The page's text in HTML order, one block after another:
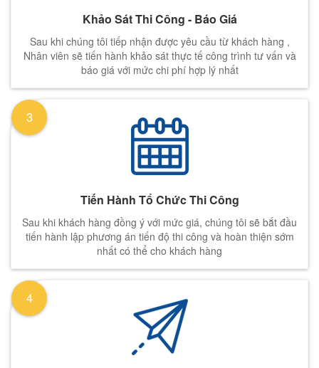
Khảo Sát Thi Công - Báo Giá
Sau khi chúng tôi tiếp nhận được yêu cầu từ khách hàng ,
Nhân viên sẽ tiến hành khảo sát thực tế công trình tư vấn và
báo giá với mức chi phí hợp lý nhất
Tiến Hành Tổ Chức Thi Công
Sau khi khách hàng đồng ý với mức giá, chúng tôi sẽ bắt đầu
tiến hành lập phương án tiến độ thi công và hoàn thiện sớm
nhất có thể cho khách hàng
3
4